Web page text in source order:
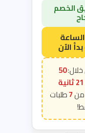
50
7